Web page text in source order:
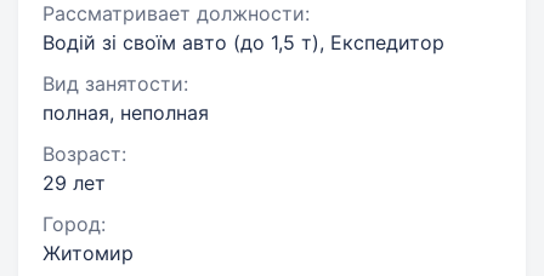
Рассматривает должности:
Водій зі своїм авто (до 1,5 т), Експедитор
Вид занятости:
полная, неполная
Возраст:
29 лет
Город:
Житомир